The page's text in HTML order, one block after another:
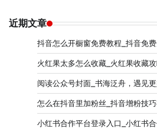
近期文章
抖音怎么开橱窗免费教程_抖音免
火红果太多怎么收藏_火红果收藏
阅读公众号封面_书海泛舟，遇见
怎么在抖音里加粉丝_抖音增粉技巧
小红书合作平台登录入口_小红书